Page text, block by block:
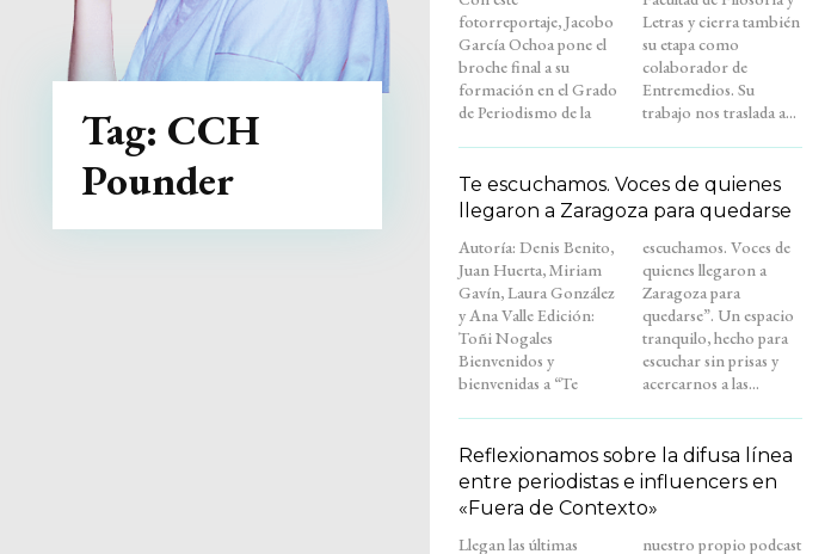
Tag: CCH
Pounder
fotorreportaje, Jacobo
García Ochoa pone el
broche final a su
formación en el Grado
de Periodismo de la
Letras y cierra también
su etapa como
colaborador de
Entremedios. Su
trabajo nos traslada a...
Te escuchamos. Voces de quienes
llegaron a Zaragoza para quedarse
Autoría: Denis Benito,
Juan Huerta, Miriam
Gavín, Laura González
y Ana Valle Edición:
Toñi Nogales
Bienvenidos y
bienvenidas a “Te
escuchamos. Voces de
quienes llegaron a
Zaragoza para
quedarse”. Un espacio
tranquilo, hecho para
escuchar sin prisas y
acercarnos a las...
Reflexionamos sobre la difusa línea
entre periodistas e influencers en
«Fuera de Contexto»
Llegan las últimas
nuestro propio podcast